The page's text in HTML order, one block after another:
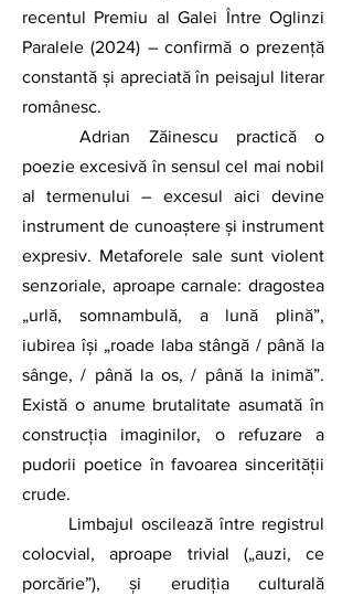
recentul Premiu al Galei Între Oglinzi
Paralele (2024) – confirmă o prezență
constantă și apreciată în peisajul literar
românesc.
	Adrian Zăinescu practică o
poezie excesivă în sensul cel mai nobil
al termenului – excesul aici devine
instrument de cunoaștere și instrument
expresiv. Metaforele sale sunt violent
senzoriale, aproape carnale: dragostea
„urlă, somnambulă, a lună plină”,
iubirea își „roade laba stângă / până la
sânge, / până la os, / până la inimă”.
Există o anume brutalitate asumată în
construcția imaginilor, o refuzare a
pudorii poetice în favoarea sincerității
crude.
colocvial, aproape trivial („auzi, ce
porcărie”), și erudiția culturală